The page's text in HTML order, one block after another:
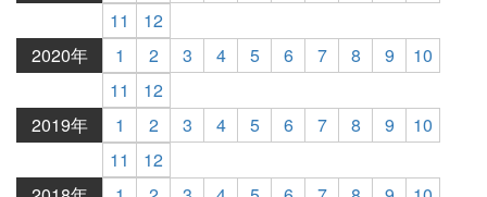
11
12
2020年
1 2 3 4 5 6 7 8 9
10
11
12
2019年
1 2 3 4 5 6 7 8 9
10
11
12